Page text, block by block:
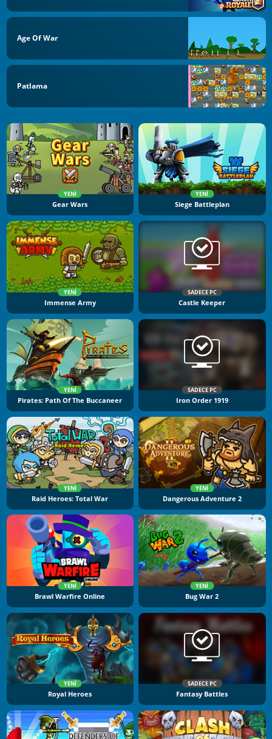
Age Of War
Patlama
YENI
Gear Wars
YENI
Siege Battleplan
YENI
Immense Army
SADECE PC
Castle Keeper
YENI
Pirates: Path Of The Buccaneer
SADECE PC
Iron Order 1919
YENI
Raid Heroes: Total War
YENI
Dangerous Adventure 2
YENI
Brawl Warfire Online
YENI
Bug War 2
YENI
Royal Heroes
SADECE PC
Fantasy Battles